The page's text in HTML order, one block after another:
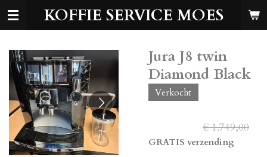
Ga
de
hoofdinhoud
KOFFIE SERVICE MOES
Jura J8 twin
Diamond Black
Verkocht
€ 1.749,00
GRATIS verzending